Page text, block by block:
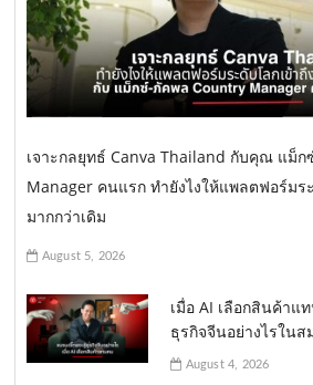
เจาะกลยุทธ์ Canva Thailand กับคุณ แม็
Manager คนแรก ทำยังไงให้แพลตฟอร์มร
มากกว่าเดิม
August 5, 2026
เมื่อ AI เลือกสินค้า
ธุรกิจจีนอย่างไรใน
August 4, 2026